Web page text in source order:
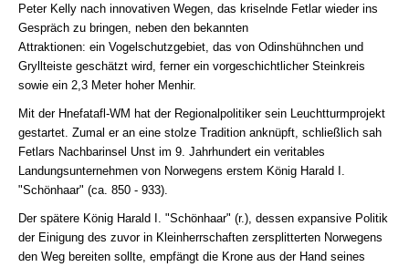
Peter Kelly nach innovativen Wegen, das kriselnde Fetlar wieder ins
Gespräch zu bringen, neben den bekannten
Attraktionen: ein Vogelschutzgebiet, das von Odinshühnchen und
Gryllteiste geschätzt wird, ferner ein vorgeschichtlicher Steinkreis
sowie ein 2,3 Meter hoher Menhir.
Mit der Hnefatafl-WM hat der Regionalpolitiker sein Leuchtturmprojekt
gestartet. Zumal er an eine stolze Tradition anknüpft, schließlich sah
Fetlars Nachbarinsel Unst im 9. Jahrhundert ein veritables
Landungsunternehmen von Norwegens erstem König Harald I.
"Schönhaar" (ca. 850 - 933).
Der spätere König Harald I. "Schönhaar" (r.), dessen expansive Politik
der Einigung des zuvor in Kleinherrschaften zersplitterten Norwegens
den Weg bereiten sollte, empfängt die Krone aus der Hand seines